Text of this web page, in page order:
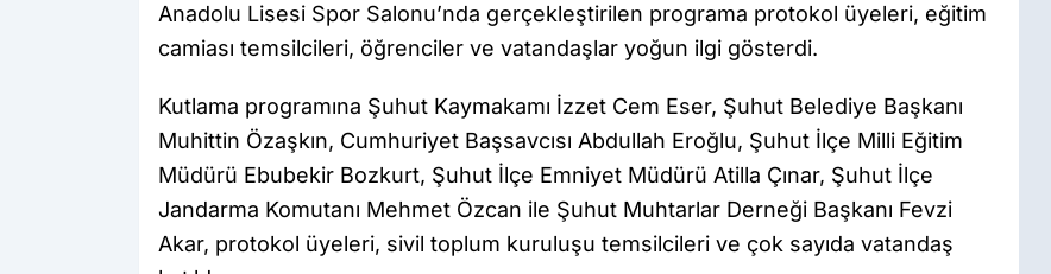
Anadolu Lisesi Spor Salonu’nda gerçekleştirilen programa protokol üyeleri, eğitim
camiası temsilcileri, öğrenciler ve vatandaşlar yoğun ilgi gösterdi.
Kutlama programına Şuhut Kaymakamı İzzet Cem Eser, Şuhut Belediye Başkanı
Muhittin Özaşkın, Cumhuriyet Başsavcısı Abdullah Eroğlu, Şuhut İlçe Milli Eğitim
Müdürü Ebubekir Bozkurt, Şuhut İlçe Emniyet Müdürü Atilla Çınar, Şuhut İlçe
Jandarma Komutanı Mehmet Özcan ile Şuhut Muhtarlar Derneği Başkanı Fevzi
Akar, protokol üyeleri, sivil toplum kuruluşu temsilcileri ve çok sayıda vatandaş